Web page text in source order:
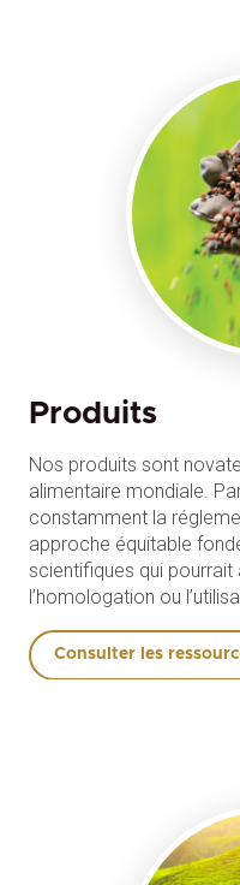
Produits
Nos produits sont
alimentaire mondiale.
constamment la
approche équitable
scientifiques qui
l’homologation ou
Consulter les